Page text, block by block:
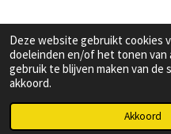
Deze website gebruikt cookies
doeleinden en/of het tonen van
gebruik te blijven maken van de
akkoord.
Akkoord